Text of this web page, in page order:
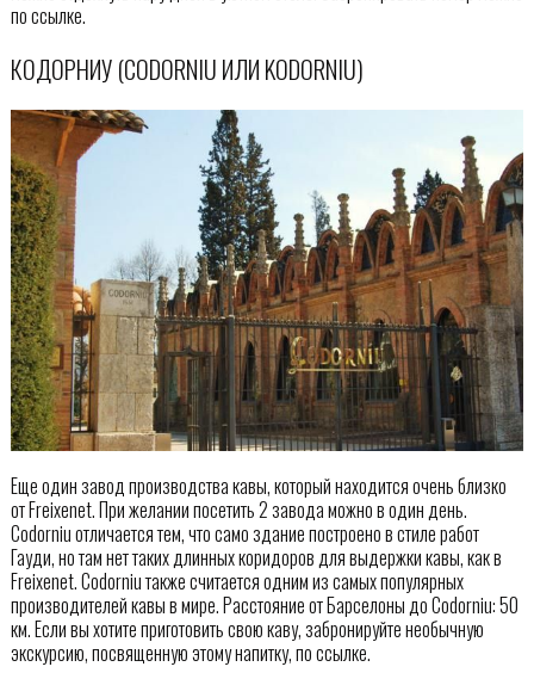
по ссылке.
КОДОРНИУ (CODORNIU ИЛИ KODORNIU)
Еще один завод производства кавы, который находится очень близко
от Freixenet. При желании посетить 2 завода можно в один день.
Codorniu отличается тем, что само здание построено в стиле работ
Гауди, но там нет таких длинных коридоров для выдержки кавы, как в
Freixenet. Codorniu также считается одним из самых популярных
производителей кавы в мире. Расстояние от Барселоны до Codorniu: 50
км. Если вы хотите приготовить свою каву, забронируйте необычную
экскурсию, посвященную этому напитку, по ссылке.